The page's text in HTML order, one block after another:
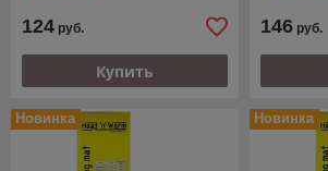
124 руб.
Купить
146 руб.
Новинка Новинка